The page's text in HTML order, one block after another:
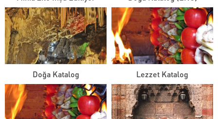
Doğa Katalog Lezzet Katalog